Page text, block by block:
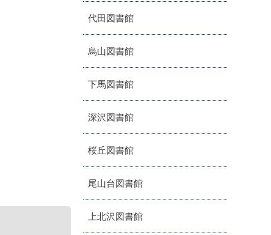
代田図書館
烏山図書館
下馬図書館
深沢図書館
桜丘図書館
尾山台図書館
上北沢図書館